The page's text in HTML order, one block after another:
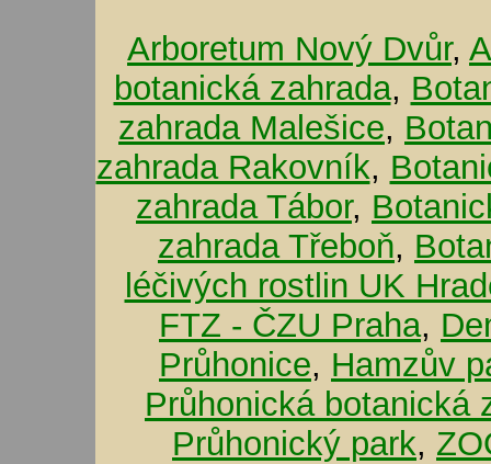
Arboretum Nový Dvůr,
botanická zahrada,
zahrada Malešice,
zahrada Rakovník,
zahrada Tábor,
zahrada Třeboň,
léčivých rostlin UK
FTZ - ČZU Praha,
Průhonice, Hamzův
Průhonická botanická
Průhonický park,